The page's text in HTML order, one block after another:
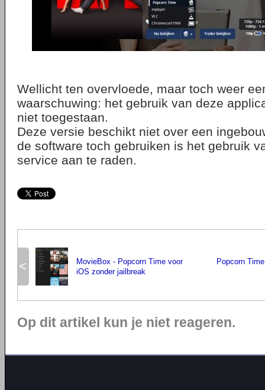
Wellicht ten overvloede, maar toch weer
waarschuwing: het gebruik van deze
niet toegestaan.
Deze versie beschikt niet over een
de software toch gebruiken is het gebruik
service aan te raden.
<
MovieBox - Popcorn Time voor
iOS zonder jailbreak
Popcorn
Op dit artikel kun je niet reageren.